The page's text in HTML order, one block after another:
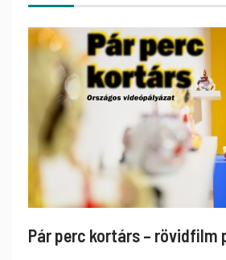
Pár perc kortárs – rövidfilm